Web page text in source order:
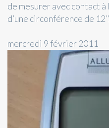
de mesurer avec contact à
d’une circonférence de
mercredi 9 février 2011